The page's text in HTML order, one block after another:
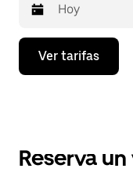
Presiona
flecha
el
Ver tarifas
Reserva